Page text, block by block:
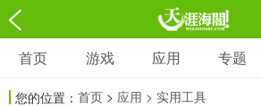
游戏
首页 游戏 应用 专题
您的位置： 首页 > 应用 > 实用工具